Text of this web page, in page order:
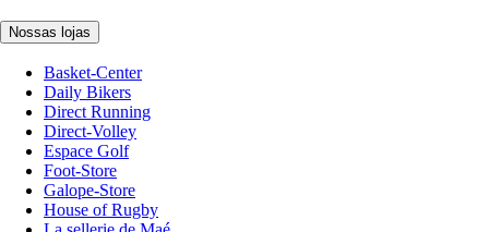
Nossas lojas
Basket-Center
Daily Bikers
Direct Running
Direct-Volley
Espace Golf
Foot-Store
Galope-Store
House of Rugby